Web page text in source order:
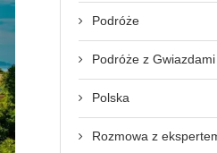
Podróże
Podróże z Gwiazdami
Polska
Rozmowa z